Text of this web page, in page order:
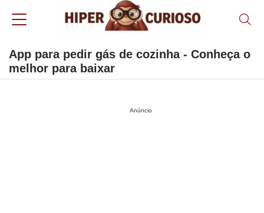
App para pedir gás de cozinha - Conheça o
melhor para baixar
Anúncio